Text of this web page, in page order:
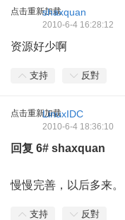
点击重新加载shaxquan
2010-6-4 16:28:12
资源好少啊
支持 反對
点击重新加载LinuxIDC
2010-6-4 18:36:10
回复 6# shaxquan
慢慢完善，以后多来。
支持 反對